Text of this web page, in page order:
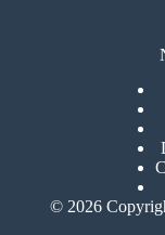
© 2026